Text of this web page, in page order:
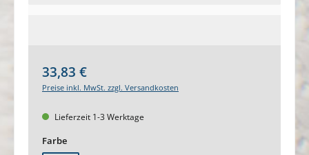
Regulärer Preis:
33,83 €
Preise inkl. MwSt. zzgl. Versandkosten
Lieferzeit 1-3 Werktage
Farbeauswählen